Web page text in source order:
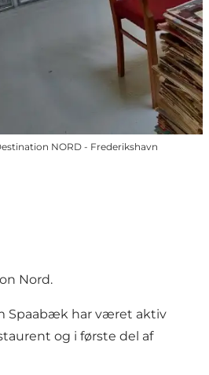
NORD - Frederikshavn
Nord.
Spaabæk har været aktiv
og i første del af